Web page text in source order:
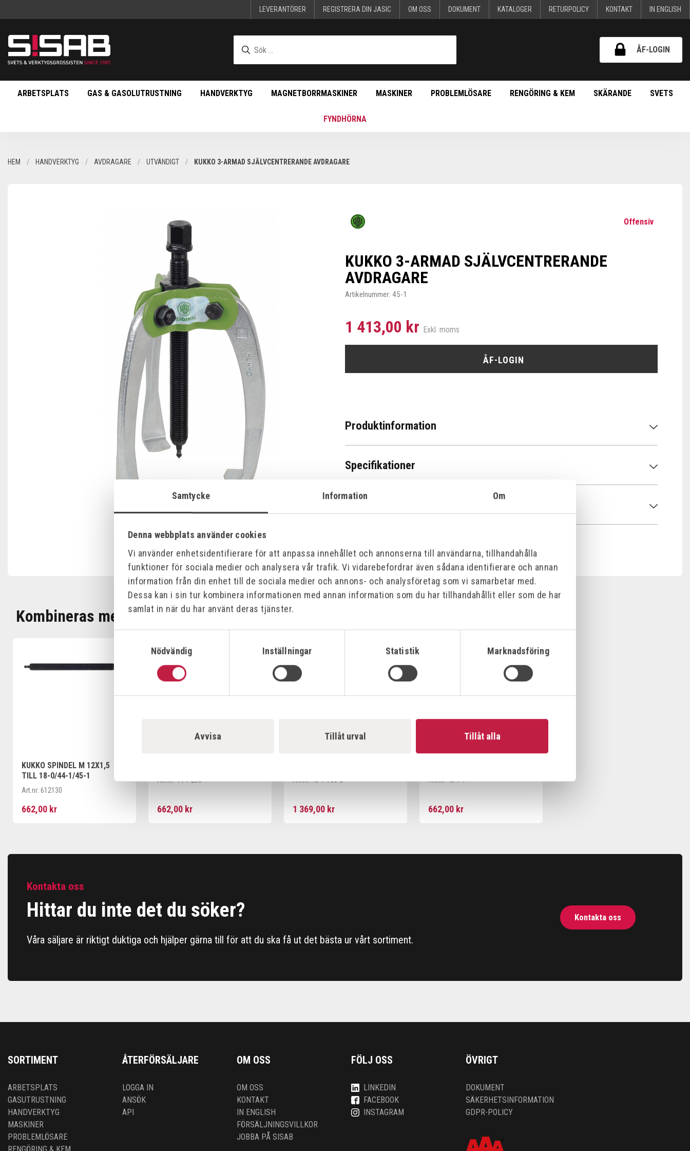
Samtycke Information Om
Denna webbplats använder cookies
Vi använder enhetsidentifierare för att anpassa innehållet och annonserna till användarna, tillhandahålla
funktioner för sociala medier och analysera vår trafik. Vi vidarebefordrar även sådana identifierare och annan
information från din enhet till de sociala medier och annons- och analysföretag som vi samarbetar med.
Dessa kan i sin tur kombinera informationen med annan information som du har tillhandahållit eller som de har
samlat in när du har använt deras tjänster.
Nödvändig
Inställningar Statistik Marknadsföring
Avvisa Tillåt urval Tillåt alla
LEVERANTÖRER REGISTRERA DIN JASIC OM OSS DOKUMENT KATALOGER RETURPOLICY KONTAKT IN ENGLISH
ÅF-LOGIN
ARBETSPLATS GAS & GASOLUTRUSTNING HANDVERKTYG MAGNETBORRMASKINER MASKINER PROBLEMLÖSARE RENGÖRING & KEM SKÄRANDE SVETS
FYNDHÖRNA
HEM HANDVERKTYG AVDRAGARE UTVÄNDIGT KUKKO 3-ARMAD SJÄLVCENTRERANDE AVDRAGARE
Offensiv
KUKKO 3-ARMAD SJÄLVCENTRERANDE
AVDRAGARE
Artikelnummer: 45-1
1 413,00 kr Exkl. moms
ÅF-LOGIN
Produktinformation
Specifikationer
Kombineras med
KUKKO SPINDEL M 12X1,5
TILL 18-0/44-1/45-1
Art.nr: 612130
662,00 kr
Art.nr:44-1-206
662,00 kr
Art.nr:45-1-100-S
1 369,00 kr
Art.nr:45-1-T
662,00 kr
Kontakta oss
Hittar du inte det du söker?
Våra säljare är riktigt duktiga och hjälper gärna till för att du ska få ut det bästa ur vårt sortiment.
Kontakta oss
SORTIMENT
ARBETSPLATS
GASUTRUSTNING
HANDVERKTYG
MASKINER
PROBLEMLÖSARE
ÅTERFÖRSÄLJARE
LOGGA IN
ANSÖK
API
OM OSS
OM OSS
KONTAKT
IN ENGLISH
FÖRSÄLJNINGSVILLKOR
JOBBA PÅ SISAB
FÖLJ OSS
LINKEDIN
FACEBOOK
INSTAGRAM
ÖVRIGT
DOKUMENT
SÄKERHETSINFORMATION
GDPR-POLICY